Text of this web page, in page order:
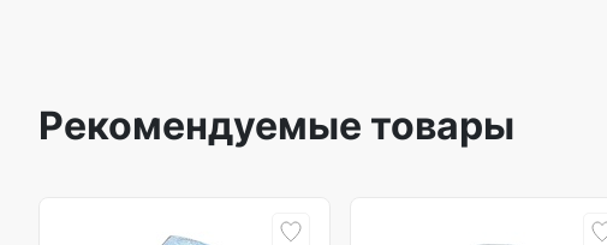
Рекомендуемые товары